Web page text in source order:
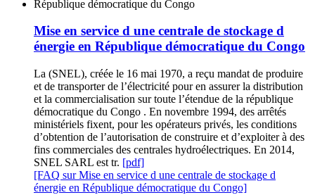
Mise en service d une centrale de stockage d
énergie en République démocratique du Congo
La (SNEL), créée le 16 mai 1970, a reçu mandat de produire
et de transporter de l’électricité pour en assurer la distribution
et la commercialisation sur toute l’étendue de la république
démocratique du Congo . En novembre 1994, des arrêtés
ministériels fixent, pour les opérateurs privés, les conditions
d’obtention de l’autorisation de construire et d’exploiter à des
fins commerciales des centrales hydroélectriques. En 2014,
SNEL SARL est tr. [pdf]
[FAQ sur Mise en service d une centrale de stockage d
énergie en République démocratique du Congo]